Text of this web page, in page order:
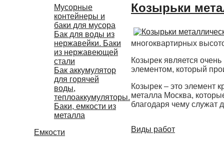
Мусорные
контейнеры и
баки для мусора
Бак для воды из
нержавейки. Баки
из нержавеющей
стали
Бак аккумулятор
для горячей
воды,
теплоаккумуляторы.
Баки, емкости из
металла
Емкости
Козырьки
многоквартирных
Козырек является
элементом, который
Козырек – это элемент
металла Москва,
благодаря чему служат
Виды работ